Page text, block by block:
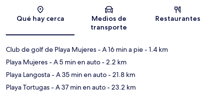
Qué hay cerca
Medios de
transporte
Restaurantes
Club de golf de Playa Mujeres- A 16 min a pie- 1.4 km
Playa Mujeres- A 5 min en auto- 2.2 km
Playa Langosta- A 35 min en auto- 21.8 km
Playa Tortugas- A 37 min en auto- 23.2 km